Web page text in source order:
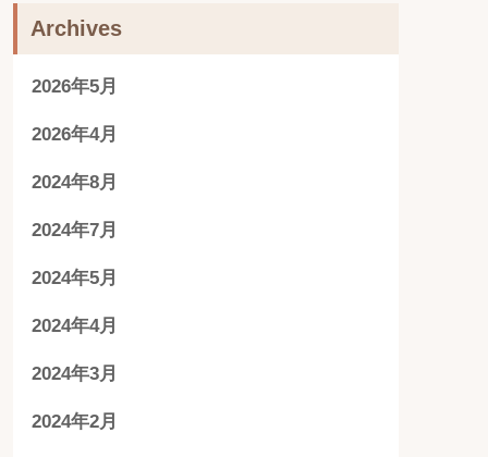
Archives
2026年5月
2026年4月
2024年8月
2024年7月
2024年5月
2024年4月
2024年3月
2024年2月